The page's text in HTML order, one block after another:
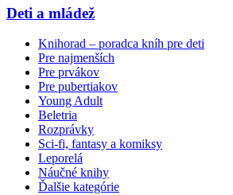
Deti a mládež
Knihorad – poradca kníh pre deti
Pre najmenších
Pre prvákov
Pre pubertiakov
Young Adult
Beletria
Rozprávky
Sci-fi, fantasy a komiksy
Leporelá
Náučné knihy
Ďalšie kategórie